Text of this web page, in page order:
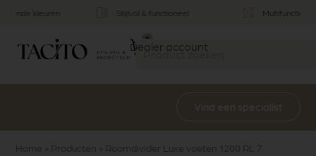
Stijlvol & functioneel Multifunctioneel
Dealer account
0
Home Producten Roomdivider Luxe voeten 1200 RL 7